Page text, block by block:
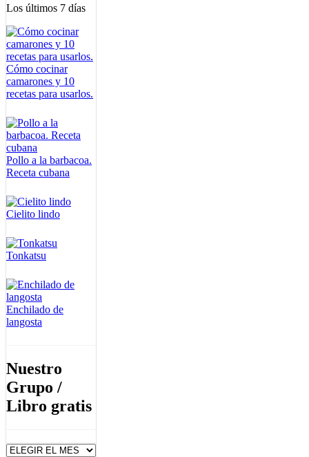
Los últimos 7 días
Cómo cocinar
camarones y 10
recetas para usarlos.
Pollo a la barbacoa.
Receta cubana
Cielito lindo
Tonkatsu
Enchilado de
langosta
Nuestro
Grupo /
Libro gratis
Archivos